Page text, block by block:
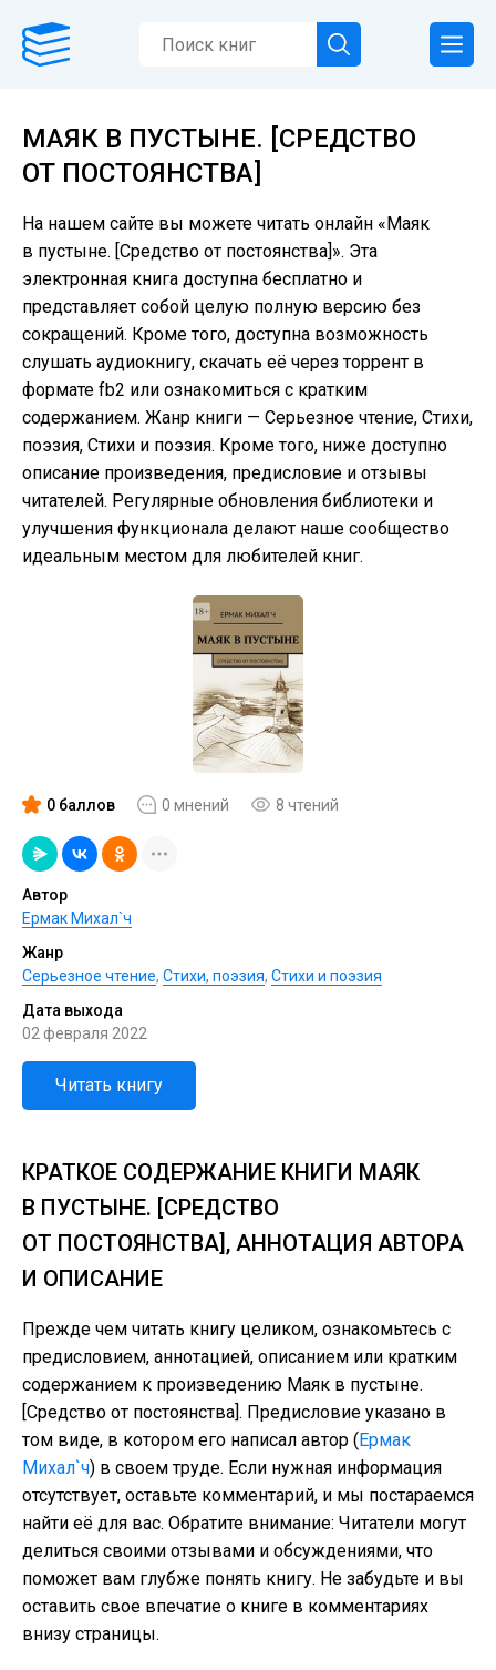
МАЯК В ПУСТЫНЕ. [СРЕДСТВО
ОТ ПОСТОЯНСТВА]
На нашем сайте вы можете читать онлайн «Маяк
в пустыне. [Средство от постоянства]». Эта
электронная книга доступна бесплатно и
представляет собой целую полную версию без
сокращений. Кроме того, доступна возможность
слушать аудиокнигу, скачать её через торрент в
формате fb2 или ознакомиться с кратким
содержанием. Жанр книги — Серьезное чтение, Cтихи,
поэзия, Стихи и поэзия. Кроме того, ниже доступно
описание произведения, предисловие и отзывы
читателей. Регулярные обновления библиотеки и
улучшения функционала делают наше сообщество
идеальным местом для любителей книг.
0 баллов 0 мнений 8 чтений
Автор
Ермак Михал`ч
Жанр
Серьезное чтение, Cтихи, поэзия, Стихи и поэзия
Дата выхода
02 февраля 2022
Читать книгу
КРАТКОЕ СОДЕРЖАНИЕ КНИГИ МАЯК
В ПУСТЫНЕ. [СРЕДСТВО
ОТ ПОСТОЯНСТВА], АННОТАЦИЯ АВТОРА
И ОПИСАНИЕ
Прежде чем читать книгу целиком, ознакомьтесь с
предисловием, аннотацией, описанием или кратким
содержанием к произведению Маяк в пустыне.
[Средство от постоянства]. Предисловие указано в
том виде, в котором его написал автор (Ермак
Михал`ч) в своем труде. Если нужная информация
отсутствует, оставьте комментарий, и мы постараемся
найти её для вас. Обратите внимание: Читатели могут
делиться своими отзывами и обсуждениями, что
поможет вам глубже понять книгу. Не забудьте и вы
оставить свое впечатие о книге в комментариях
внизу страницы.